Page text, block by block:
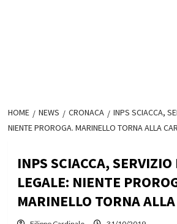
HOME NEWS CRONACA
INPS SCIACCA,
NIENTE PROROGA. MARINELLO TORNA ALLA
INPS SCIACCA, SERVIZIO
LEGALE: NIENTE
MARINELLO TORNA